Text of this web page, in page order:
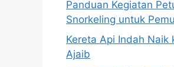
Panduan Kegiatan
Snorkeling untuk
Kereta Api Indah Naik
Ajaib